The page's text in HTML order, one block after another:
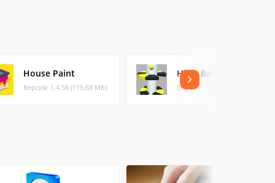
House Paint
Версия: 1.4.56 (115.68 МБ)
Helix Ball Fall
Версия: 4.0.2 (26.58 МБ)